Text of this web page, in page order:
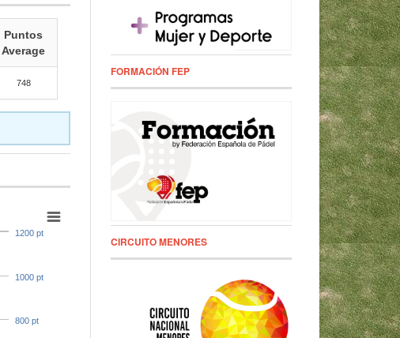
Puntos
Average
748
800 pt
1000 pt
1200 pt
FORMACIÓN FEP
CIRCUITO MENORES